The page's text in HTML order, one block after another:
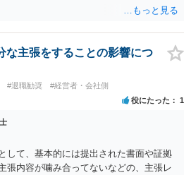
分かれます。契約前なら、交渉のパワー
料等を持参の上弁護士に確認されること
の解除でも、解除理由によってはタレン
付けになっていることはあります。ただ
したのにタレントへ違約金を課す設計
して争いやすいです。逆に、タレント側
は、実損害の範囲で請求される可能性は
な主張をすることの影響につ
#退職勧奨 #経営者・会社側
役にたった 1
して、基本的には提出された書面や証拠
張内容が噛み合ってないなどの、主張レ